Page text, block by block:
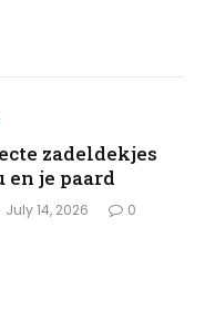
zadeldekjes
en je paard
July 14, 2026 0